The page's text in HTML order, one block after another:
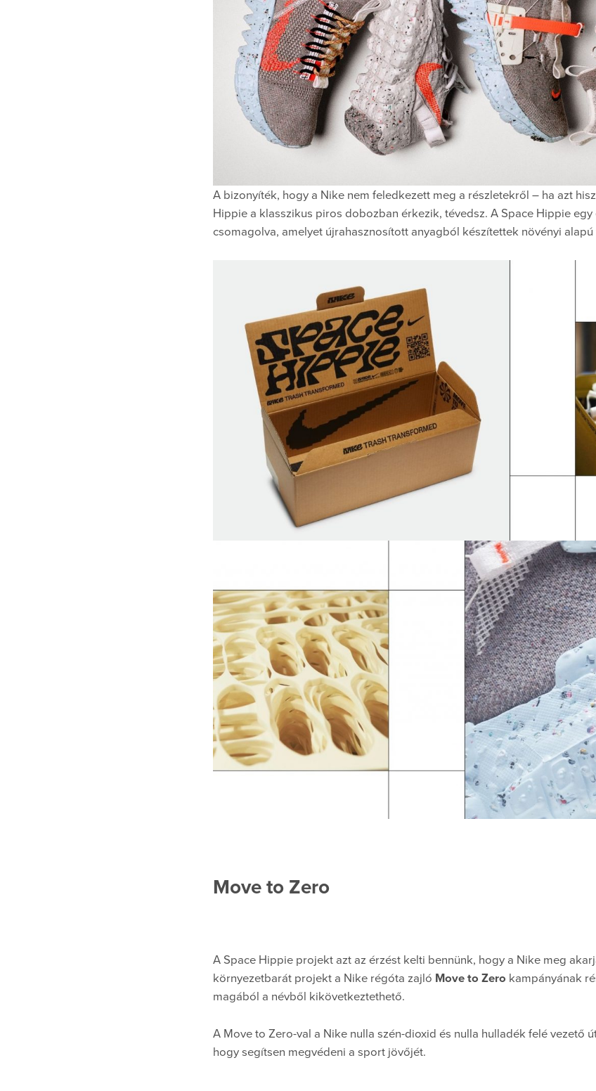
A bizonyíték, hogy a Nike nem feledkezett meg a részletekről – ha azt
Hippie a klasszikus piros dobozban érkezik, tévedsz. A Space Hippie
csomagolva, amelyet újrahasznosított anyagból készítettek növényi alapú
Move to Zero
A Space Hippie projekt azt az érzést kelti bennünk, hogy a Nike meg
környezetbarát projekt a Nike régóta zajló Move to Zero kampányának
magából a névből kikövetkeztethető.
A Move to Zero-val a Nike nulla szén-dioxid és nulla hulladék felé vezető
hogy segítsen megvédeni a sport jövőjét.